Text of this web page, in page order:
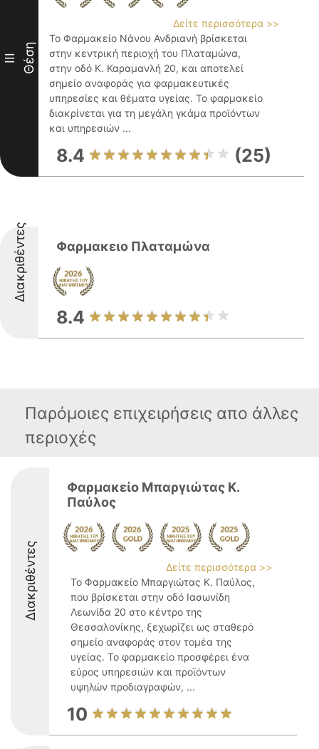
III Θέση
Δείτε περισσότερα >>
Το Φαρμακείο Νάνου Ανδριανή βρίσκεται
στην κεντρική περιοχή του Πλαταμώνα,
στην οδό Κ. Καραμανλή 20, και αποτελεί
σημείο αναφοράς για φαρμακευτικές
υπηρεσίες και θέματα υγείας. Το φαρμακείο
διακρίνεται για τη μεγάλη γκάμα προϊόντων
και υπηρεσιών ...
8.4 (25)
Διακριθέντες Φαρμακειο Πλαταμώνα
8.4
Παρόμοιες επιχειρήσεις απο άλλες
περιοχές
Διακριθέντες
Φαρμακείο Μπαργιώτας Κ.
Παύλος
Δείτε περισσότερα >>
Το Φαρμακείο Μπαργιώτας Κ. Παύλος,
που βρίσκεται στην οδό Ιασωνίδη
Λεωνίδα 20 στο κέντρο της
Θεσσαλονίκης, ξεχωρίζει ως σταθερό
σημείο αναφοράς στον τομέα της
υγείας. Το φαρμακείο προσφέρει ένα
εύρος υπηρεσιών και προϊόντων
υψηλών προδιαγραφών, ...
10